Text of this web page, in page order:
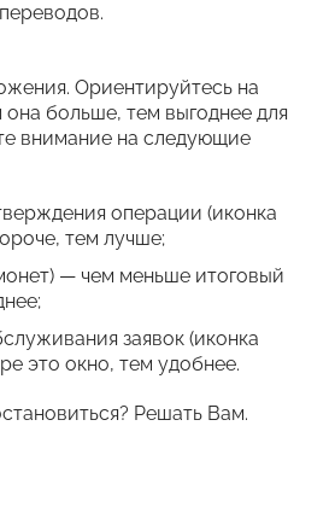
Ориентируйтесь на
больше, тем выгоднее для
внимание на следующие
операции (иконка
тем лучше;
— чем меньше итоговый
заявок (иконка
это окно, тем удобнее.
Решать Вам.